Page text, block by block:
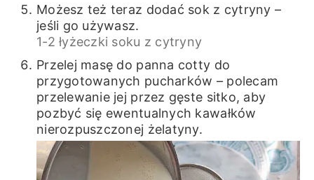
Możesz też teraz dodać sok z cytryny –
jeśli go używasz.
1-2 łyżeczki soku z cytryny
Przelej masę do panna cotty do
przygotowanych pucharków – polecam
przelewanie jej przez gęste sitko, aby
pozbyć się ewentualnych kawałków
nierozpuszczonej żelatyny.